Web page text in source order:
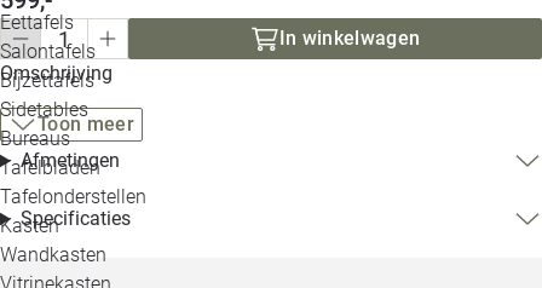
Eettafels
Salontafels
Bijzettafels
Sidetables
Bureaus
Tafelbladen
Tafelonderstellen
Kasten
Wandkasten
In winkelwagen
Omschrijving
Toon meer
Afmetingen
Specificaties